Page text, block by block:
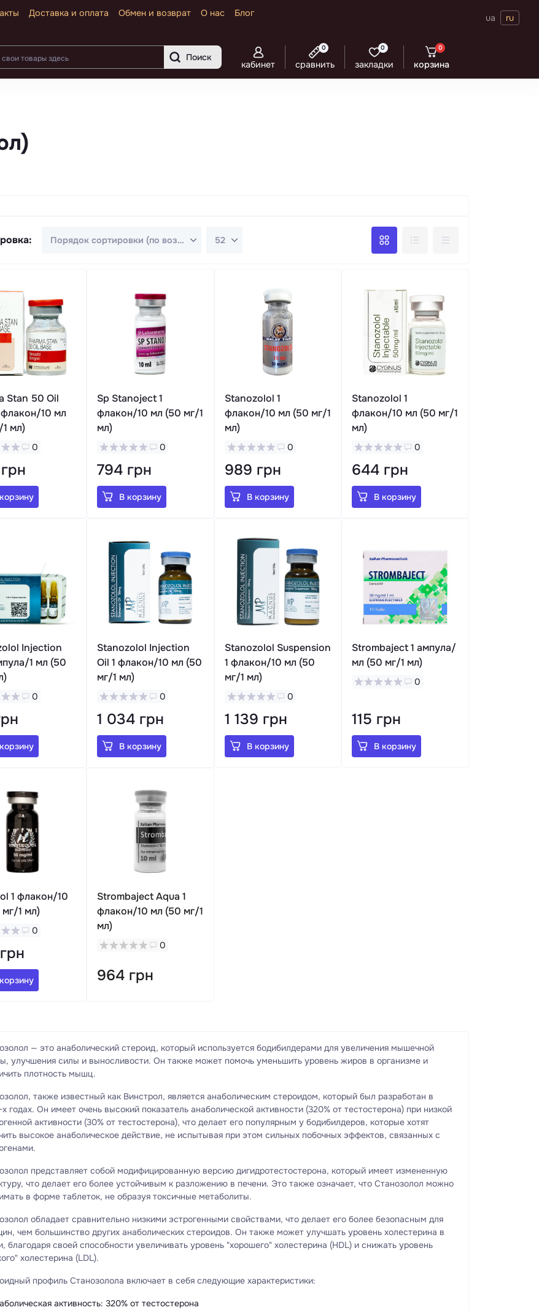
Доставка и оплата Обмен и возврат О нас Блог ua ru
Поиск
кабинет сравнить
0
закладки
0
корзина
0
Stan 50 Oil
флакон/10 мл
мл)
0
Sp Stanoject 1
флакон/10 мл (50 мг/1
мл)
0
794 грн
В корзину
Stanozolol 1
флакон/10 мл (50 мг/1
мл)
0
989 грн
В корзину
Stanozolol 1
флакон/10 мл (50 мг/1
мл)
0
644 грн
В корзину
Injection
1 мл (50
0
Stanozolol Injection
Oil 1 флакон/10 мл (50
мг/1 мл)
0
1 034 грн
В корзину
Stanozolol Suspension
1 флакон/10 мл (50
мг/1 мл)
0
1 139 грн
В корзину
Strombaject 1 ампула/
мл (50 мг/1 мл)
0
115 грн
В корзину
1 флакон/10
1 мл)
0
Strombaject Aqua 1
флакон/10 мл (50 мг/1
мл)
0
964 грн
— это анаболический стероид, который используется бодибилдерами для увеличения мышечной
улучшения силы и выносливости. Он также может помочь уменьшить уровень жиров в организме и
плотность мышц.
также известный как Винстрол, является анаболическим стероидом, который был разработан в
годах. Он имеет очень высокий показатель анаболической активности (320% от тестостерона) при низкой
активности (30% от тестостерона), что делает его популярным у бодибилдеров, которые хотят
высокое анаболическое действие, не испытывая при этом сильных побочных эффектов, связанных с
представляет собой модифицированную версию дигидротестостерона, который имеет измененную
что делает его более устойчивым к разложению в печени. Это также означает, что Станозолол можно
в форме таблеток, не образуя токсичные метаболиты.
обладает сравнительно низкими эстрогенными свойствами, что делает его более безопасным для
чем большинство других анаболических стероидов. Он также может улучшать уровень холестерина в
благодаря своей способности увеличивать уровень "хорошего" холестерина (HDL) и снижать уровень
холестерина (LDL).
профиль Станозолола включает в себя следующие характеристики:
активность: 320% от тестостерона